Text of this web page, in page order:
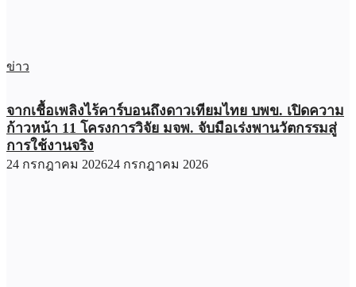
ข่าว
จากเชื้อเพลิงไร้คาร์บอนถึงดาวเทียมไทย บพข. เปิดความ
ก้าวหน้า 11 โครงการวิจัย มจพ. จับมือเร่งพานวัตกรรมสู่
การใช้งานจริง
24 กรกฎาคม 202624 กรกฎาคม 2026